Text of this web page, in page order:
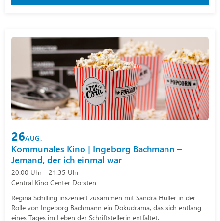
26AUG.
Kommunales Kino | Ingeborg Bachmann –
Jemand, der ich einmal war
20:00 Uhr - 21:35 Uhr
Central Kino Center Dorsten
Regina Schilling inszeniert zusammen mit Sandra Hüller in der
Rolle von Ingeborg Bachmann ein Dokudrama, das sich entlang
eines Tages im Leben der Schriftstellerin entfaltet.